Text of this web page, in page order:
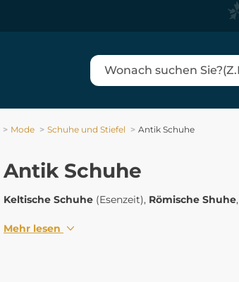
Mode Schuhe und Stiefel Antik Schuhe
Antik Schuhe
Keltische Schuhe (Esenzeit), Römische Shuhe,
Mehr lesen